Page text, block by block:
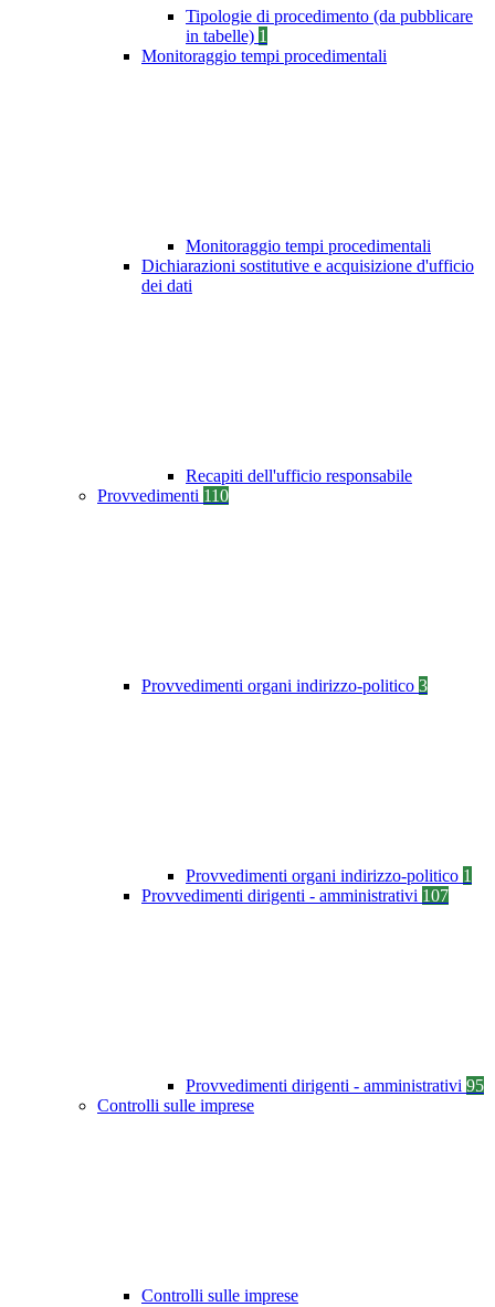
Tipologie di procedimento (da pubblicare
in tabelle) 1
Monitoraggio tempi procedimentali
Monitoraggio tempi procedimentali
Dichiarazioni sostitutive e acquisizione d'ufficio
dei dati
Recapiti dell'ufficio responsabile
Provvedimenti 110
Provvedimenti organi indirizzo-politico 3
Provvedimenti organi indirizzo-politico 1
Provvedimenti dirigenti - amministrativi 107
Provvedimenti dirigenti - amministrativi 95
Controlli sulle imprese
Controlli sulle imprese